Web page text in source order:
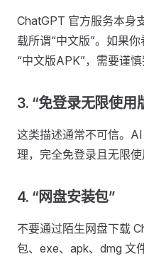
ChatGPT 官方服务本身
载所谓“中文版”。如果
“中文版APK”，需要谨慎
3. “免登录无限使用
这类描述通常不可信。
理，完全免登录且无限使
4. “网盘安装包”
不要通过陌生网盘下载
包、exe、apk、dmg 文件